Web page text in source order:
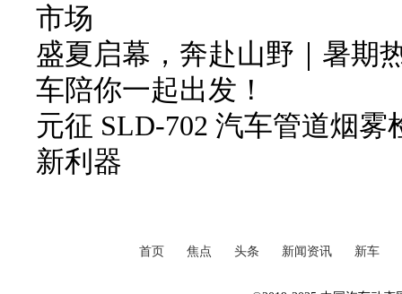
市场
盛夏启幕，奔赴山野｜暑期
车陪你一起出发！
元征 SLD-702 汽车管道烟
新利器
首页 焦点 头条 新闻资讯 新车